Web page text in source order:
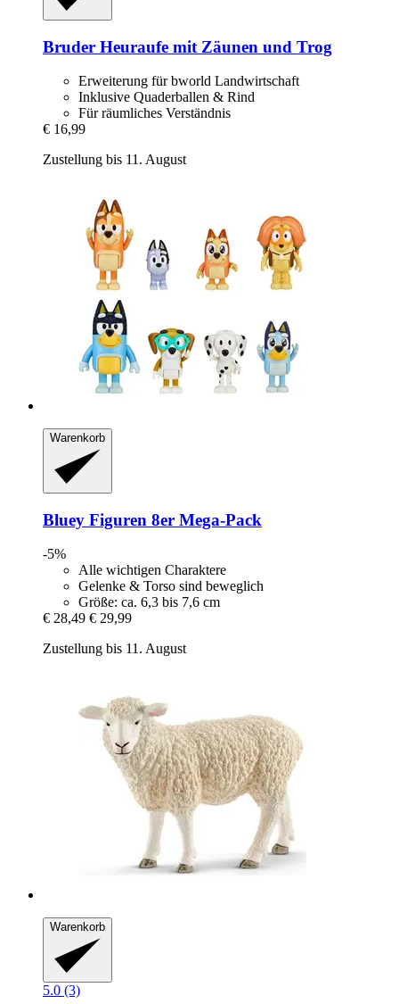
Bruder Heuraufe mit Zäunen und Trog
Erweiterung für bworld Landwirtschaft
Inklusive Quaderballen & Rind
Für räumliches Verständnis
€ 16,99
Zustellung bis 11. August
Warenkorb
Bluey Figuren 8er Mega-​Pack
-5%
Alle wichtigen Charaktere
Gelenke & Torso sind beweglich
Größe: ca. 6,3 bis 7,6 cm
€ 28,49 € 29,99
Zustellung bis 11. August
Warenkorb
5.0 (3)